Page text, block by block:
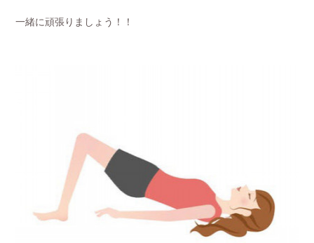
一緒に頑張りましょう！！